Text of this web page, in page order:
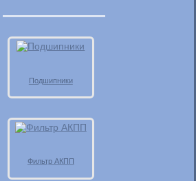
Подшипники
Фильтр АКПП